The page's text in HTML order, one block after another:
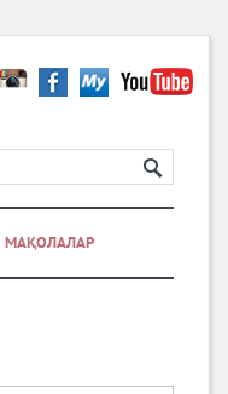
МАҚОЛАЛАР